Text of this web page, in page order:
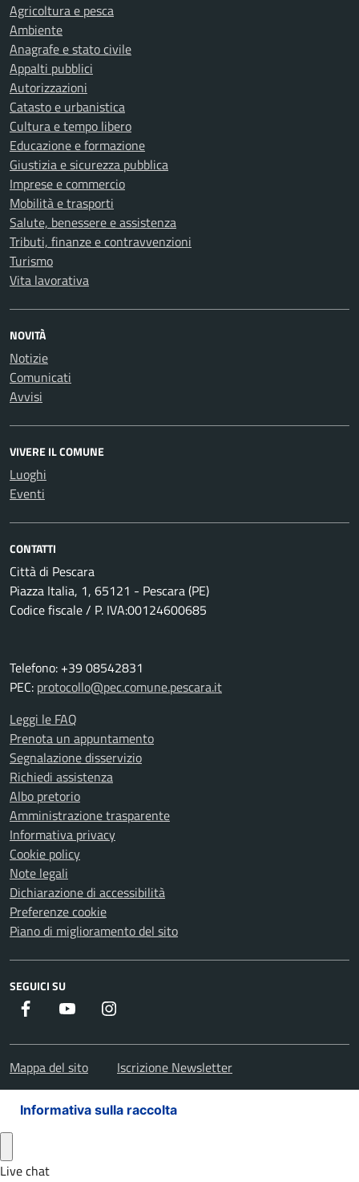
Agricoltura e pesca
Ambiente
Anagrafe e stato civile
Appalti pubblici
Autorizzazioni
Catasto e urbanistica
Cultura e tempo libero
Educazione e formazione
Giustizia e sicurezza pubblica
Imprese e commercio
Mobilità e trasporti
Salute, benessere e assistenza
Tributi, finanze e contravvenzioni
Turismo
Vita lavorativa
NOVITÀ
Notizie
Comunicati
Avvisi
VIVERE IL COMUNE
Luoghi
Eventi
CONTATTI
Città di Pescara
Piazza Italia, 1, 65121 - Pescara (PE)
Codice fiscale / P. IVA:00124600685
Telefono: +39 08542831
PEC: protocollo@pec.comune.pescara.it
Leggi le FAQ
Prenota un appuntamento
Segnalazione disservizio
Richiedi assistenza
Albo pretorio
Amministrazione trasparente
Informativa privacy
Cookie policy
Note legali
Dichiarazione di accessibilità
Preferenze cookie
Piano di miglioramento del sito
SEGUICI SU
Facebook Youtube
Mappa del sito Iscrizione Newsletter
Informativa sulla raccolta